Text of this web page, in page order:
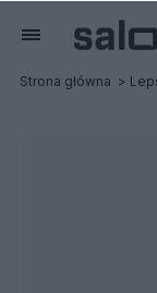
Strona główna